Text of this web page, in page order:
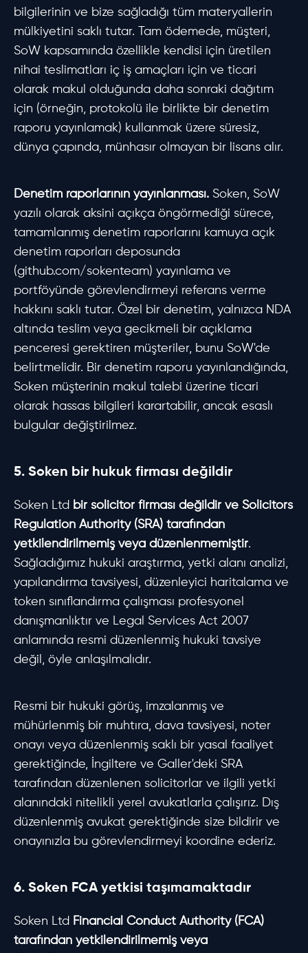
bilgilerinin ve bize sağladığı tüm materyallerin
mülkiyetini saklı tutar. Tam ödemede, müşteri,
SoW kapsamında özellikle kendisi için üretilen
nihai teslimatları iç iş amaçları için ve ticari
olarak makul olduğunda daha sonraki dağıtım
için (örneğin, protokolü ile birlikte bir denetim
raporu yayınlamak) kullanmak üzere süresiz,
dünya çapında, münhasır olmayan bir lisans alır.
Denetim raporlarının yayınlanması. Soken, SoW
yazılı olarak aksini açıkça öngörmediği sürece,
tamamlanmış denetim raporlarını kamuya açık
denetim raporları deposunda
(github.com/sokenteam) yayınlama ve
portföyünde görevlendirmeyi referans verme
hakkını saklı tutar. Özel bir denetim, yalnızca NDA
altında teslim veya gecikmeli bir açıklama
penceresi gerektiren müşteriler, bunu SoW'de
belirtmelidir. Bir denetim raporu yayınlandığında,
Soken müşterinin makul talebi üzerine ticari
olarak hassas bilgileri karartabilir, ancak esaslı
bulgular değiştirilmez.
5. Soken bir hukuk firması değildir
Soken Ltd bir solicitor firması değildir ve Solicitors
Regulation Authority (SRA) tarafından
yetkilendirilmemiş veya düzenlenmemiştir.
Sağladığımız hukuki araştırma, yetki alanı analizi,
yapılandırma tavsiyesi, düzenleyici haritalama ve
token sınıflandırma çalışması profesyonel
danışmanlıktır ve Legal Services Act 2007
anlamında resmi düzenlenmiş hukuki tavsiye
değil, öyle anlaşılmalıdır.
Resmi bir hukuki görüş, imzalanmış ve
mühürlenmiş bir muhtıra, dava tavsiyesi, noter
onayı veya düzenlenmiş saklı bir yasal faaliyet
gerektiğinde, İngiltere ve Galler'deki SRA
tarafından düzenlenen solicitorlar ve ilgili yetki
alanındaki nitelikli yerel avukatlarla çalışırız. Dış
düzenlenmiş avukat gerektiğinde size bildirir ve
onayınızla bu görevlendirmeyi koordine ederiz.
6. Soken FCA yetkisi taşımamaktadır
Soken Ltd Financial Conduct Authority (FCA)
tarafından yetkilendirilmemiş veya